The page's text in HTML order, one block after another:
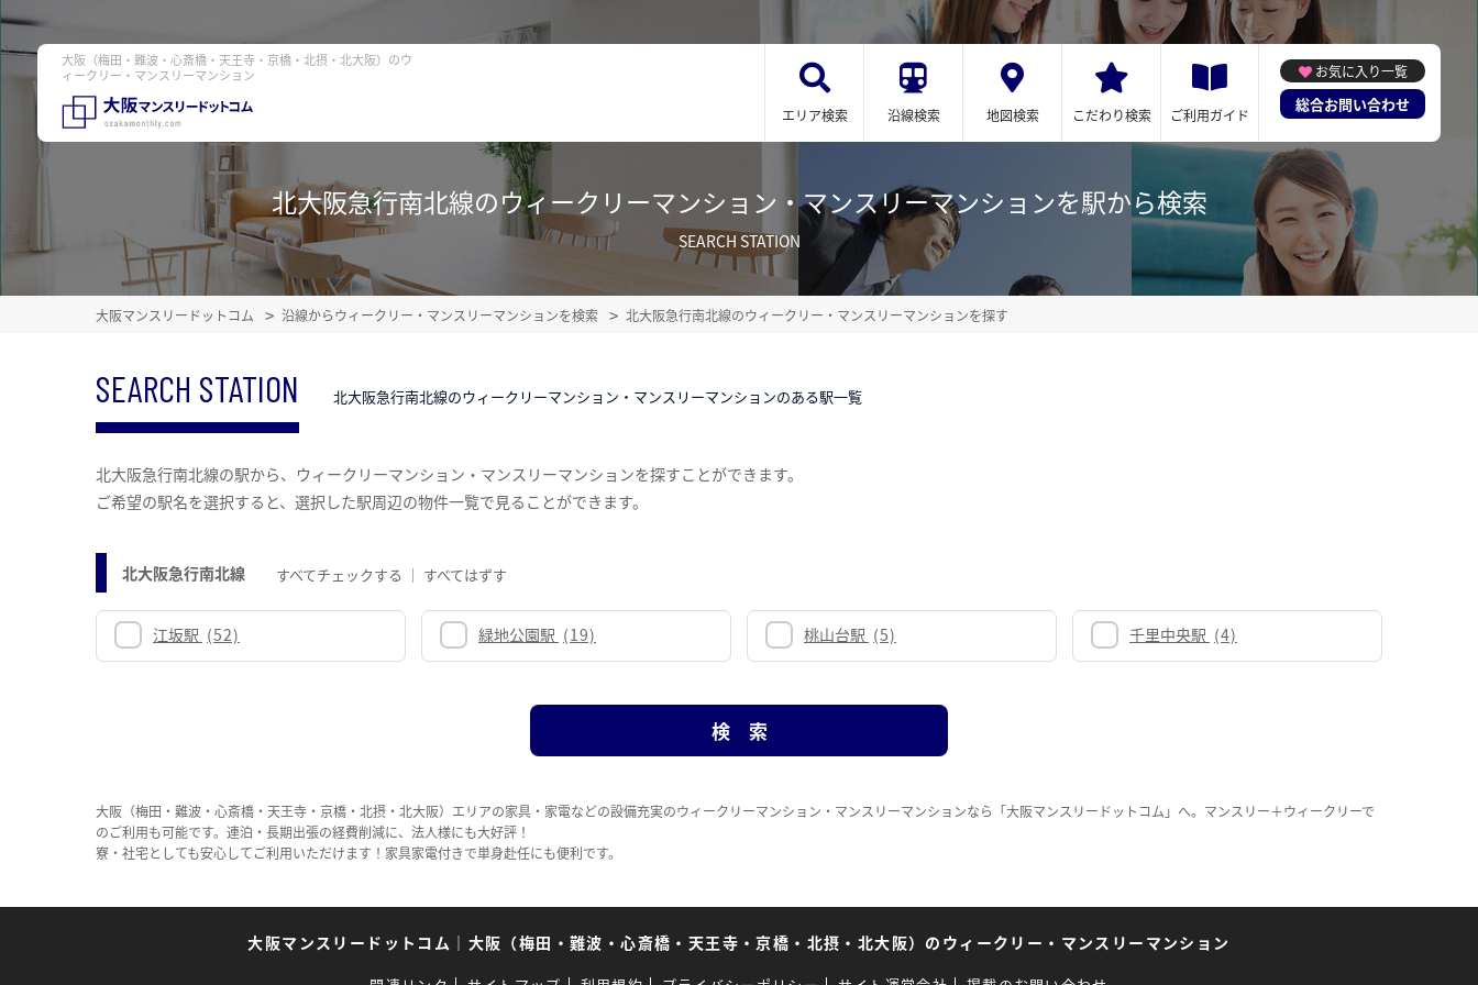
大阪（梅田・難波・心斎橋・天王寺・京橋・北摂・北大阪）のウ
ィークリー・マンスリーマンション
エリア検索 沿線検索 地図検索 こだわり検索 ご利用ガイド
お気に入り一覧
総合お問い合わせ
北大阪急行南北線のウィークリーマンション・マンスリーマンションを駅から検索
SEARCH STATION
大阪マンスリードットコム 沿線からウィークリー・マンスリーマンションを検索 北大阪急行南北線のウィークリー・マンスリーマンションを探す
SEARCH STATION 北大阪急行南北線のウィークリーマンション・マンスリーマンションのある駅一覧
北大阪急行南北線の駅から、ウィークリーマンション・マンスリーマンションを探すことができます。
ご希望の駅名を選択すると、選択した駅周辺の物件一覧で見ることができます。
北大阪急行南北線 すべてチェックする すべてはずす
江坂駅 (52) 緑地公園駅 (19) 桃山台駅 (5) 千里中央駅 (4)
大阪（梅田・難波・心斎橋・天王寺・京橋・北摂・北大阪）エリアの家具・家電などの設備充実のウィークリーマンション・マンスリーマンションなら「大阪マンスリードットコム」へ。マンスリー＋ウィークリーで
のご利用も可能です。連泊・長期出張の経費削減に、法人様にも大好評！
寮・社宅としても安心してご利用いただけます！家具家電付きで単身赴任にも便利です。
大阪マンスリードットコム ｜ 大阪（梅田・難波・心斎橋・天王寺・京橋・北摂・北大阪）のウィークリー・マンスリーマンション